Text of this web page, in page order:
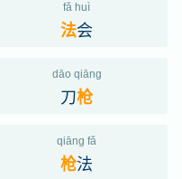
fǎ huì
法会
dāo qiāng
刀枪
qiāng fǎ
枪法